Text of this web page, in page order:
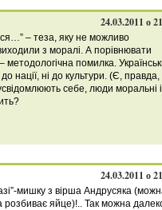
24.03.2011 о
– теза, яку не можливо
з моралі. А порівнювати
методологічна помилка.
нації, ні до культури. (Є, правда,
себе, люди моральні і
24.03.2011 о
мишку з вірша Андрусяка
розбиває яйце)!.. Так можна